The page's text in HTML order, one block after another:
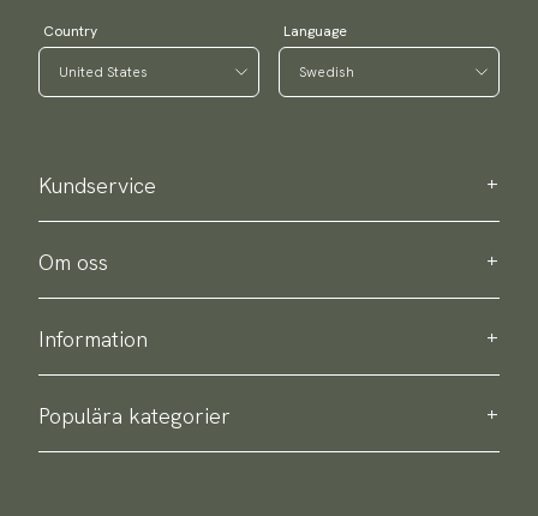
Country Language
Kundservice
Kontakta oss
Köpinformation
Om oss
Om Scottsberry
Hållbarhet
Integritetspolicy
Om våra produkter
Information
Leverans
Retur & byte
Köpvillkor
Populära kategorier
Slipsar